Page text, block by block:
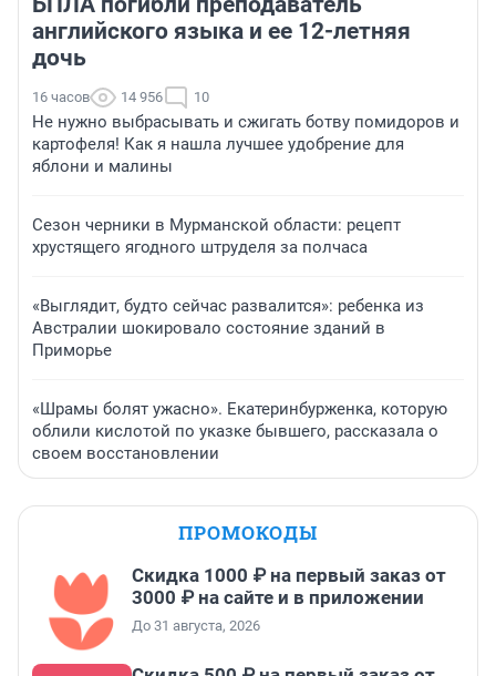
английского языка и ее 12-летняя
дочь
16 часов 14 956 10
Не нужно выбрасывать и сжигать ботву помидоров и
картофеля! Как я нашла лучшее удобрение для
яблони и малины
Сезон черники в Мурманской области: рецепт
хрустящего ягодного штруделя за полчаса
«Выглядит, будто сейчас развалится»: ребенка из
Австралии шокировало состояние зданий в
Приморье
«Шрамы болят ужасно». Екатеринбурженка, которую
облили кислотой по указке бывшего, рассказала о
своем восстановлении
ПРОМОКОДЫ
Скидка 1000 ₽ на первый заказ от
3000 ₽ на сайте и в приложении
До 31 августа, 2026